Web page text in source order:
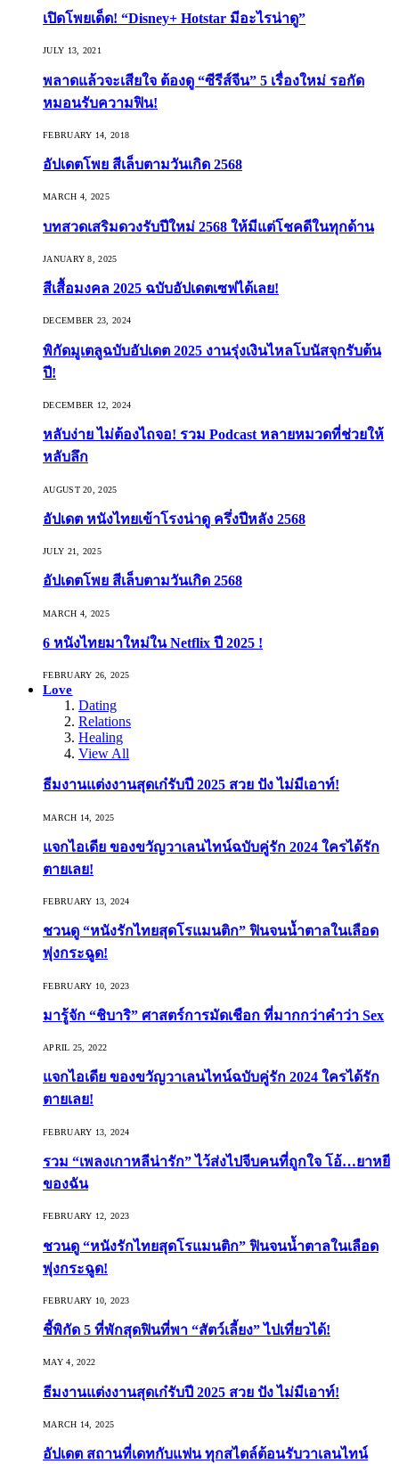
เปิดโพยเด็ด! “Disney+ Hotstar มีอะไรน่าดู”
JULY 13, 2021
พลาดแล้วจะเสียใจ ต้องดู “ซีรีส์จีน” 5 เรื่องใหม่ รอกัด
หมอนรับความฟิน!
FEBRUARY 14, 2018
อัปเดตโพย สีเล็บตามวันเกิด 2568
MARCH 4, 2025
บทสวดเสริมดวงรับปีใหม่ 2568 ให้มีแต่โชคดีในทุกด้าน
JANUARY 8, 2025
สีเสื้อมงคล 2025 ฉบับอัปเดตเซฟได้เลย!
DECEMBER 23, 2024
พิกัดมูเตลูฉบับอัปเดต 2025 งานรุ่งเงินไหลโบนัสจุกรับต้น
ปี!
DECEMBER 12, 2024
หลับง่าย ไม่ต้องไถจอ! รวม Podcast หลายหมวดที่ช่วยให้
หลับลึก
AUGUST 20, 2025
อัปเดต หนังไทยเข้าโรงน่าดู ครึ่งปีหลัง 2568
JULY 21, 2025
อัปเดตโพย สีเล็บตามวันเกิด 2568
MARCH 4, 2025
6 หนังไทยมาใหม่ใน Netflix ปี 2025 !
FEBRUARY 26, 2025
Love
Dating
Relations
Healing
View All
ธีมงานแต่งงานสุดเก๋รับปี 2025 สวย ปัง ไม่มีเอาท์!
MARCH 14, 2025
แจกไอเดีย ของขวัญวาเลนไทน์ฉบับคู่รัก 2024 ใครได้รัก
ตายเลย!
FEBRUARY 13, 2024
ชวนดู “หนังรักไทยสุดโรแมนติก” ฟินจนน้ำตาลในเลือด
พุ่งกระฉูด!
FEBRUARY 10, 2023
มารู้จัก “ชิบาริ” ศาสตร์การมัดเชือก ที่มากกว่าคำว่า Sex
APRIL 25, 2022
แจกไอเดีย ของขวัญวาเลนไทน์ฉบับคู่รัก 2024 ใครได้รัก
ตายเลย!
FEBRUARY 13, 2024
รวม “เพลงเกาหลีน่ารัก” ไว้ส่งไปจีบคนที่ถูกใจ โอ้…ยาหยี
ของฉัน
FEBRUARY 12, 2023
ชวนดู “หนังรักไทยสุดโรแมนติก” ฟินจนน้ำตาลในเลือด
พุ่งกระฉูด!
FEBRUARY 10, 2023
ชี้พิกัด 5 ที่พักสุดฟินที่พา “สัตว์เลี้ยง” ไปเที่ยวได้!
MAY 4, 2022
ธีมงานแต่งงานสุดเก๋รับปี 2025 สวย ปัง ไม่มีเอาท์!
MARCH 14, 2025
อัปเดต สถานที่เดทกับแฟน ทุกสไตล์ต้อนรับวาเลนไทน์